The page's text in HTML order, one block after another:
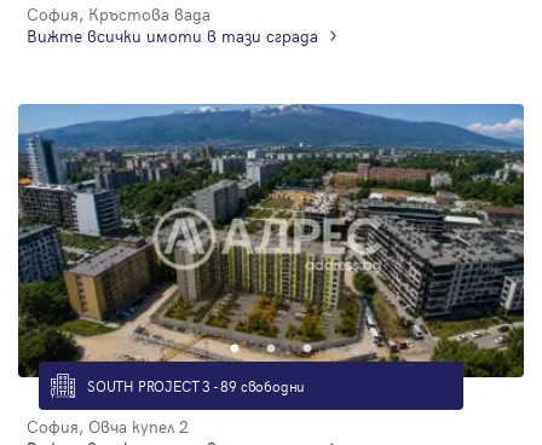
София, Кръстова вада
Вижте всички имоти в тази сграда
SOUTH PROJECT 3 - 89 свободни
София, Овча купел 2